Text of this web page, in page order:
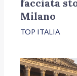
facciata
Milano
TOP ITALIA